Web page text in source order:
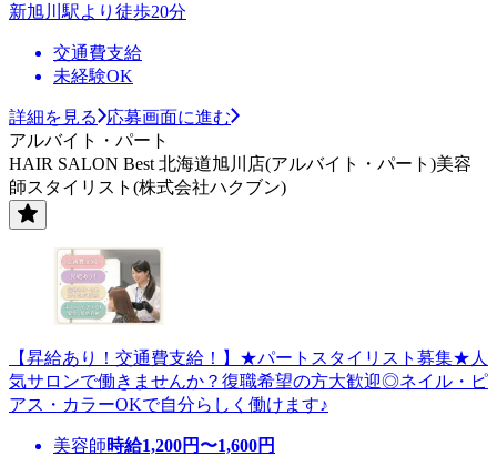
新旭川駅より徒歩20分
交通費支給
未経験OK
詳細を見る
応募画面に進む
アルバイト・パート
HAIR SALON Best 北海道旭川店(アルバイト・パート)美容
師スタイリスト(株式会社ハクブン)
【昇給あり！交通費支給！】★パートスタイリスト募集★人
気サロンで働きませんか？復職希望の方大歓迎◎ネイル・ピ
アス・カラーOKで自分らしく働けます♪
美容師時給1,200円〜1,600円